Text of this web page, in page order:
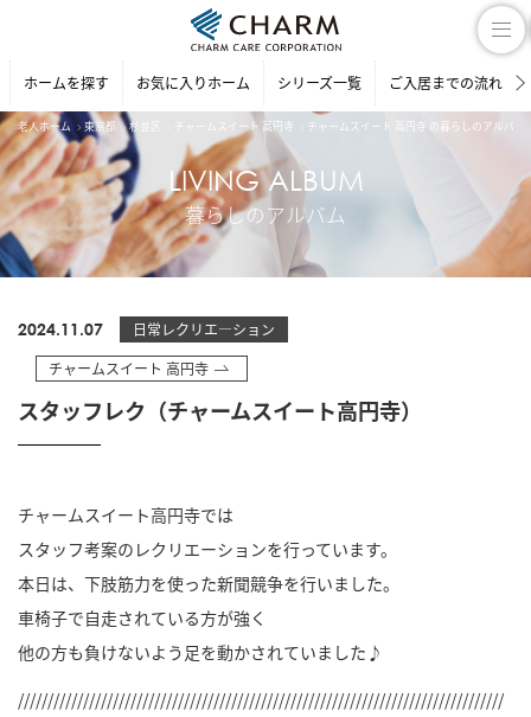
ホームを探す お気に入りホーム シリーズ一覧 ご入居までの流れ
老人ホーム 東京都 杉並区 チャームスイート 高円寺 チャームスイート 高円寺 の暮らしのアルバム
LIVING ALBUM
暮らしのアルバム
2024.11.07
日常レクリエ―ション
チャームスイート 高円寺
スタッフレク（チャームスイート高円寺）
チャームスイート高円寺では
スタッフ考案のレクリエーションを行っています。
本日は、下肢筋力を使った新聞競争を行いました。
車椅子で自走されている方が強く
他の方も負けないよう足を動かされていました♪
//////////////////////////////////////////////////////////////////////////////////